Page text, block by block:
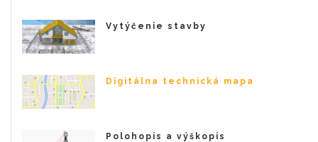
Vytýčenie stavby
Digitálna technická mapa
Polohopis a výškopis